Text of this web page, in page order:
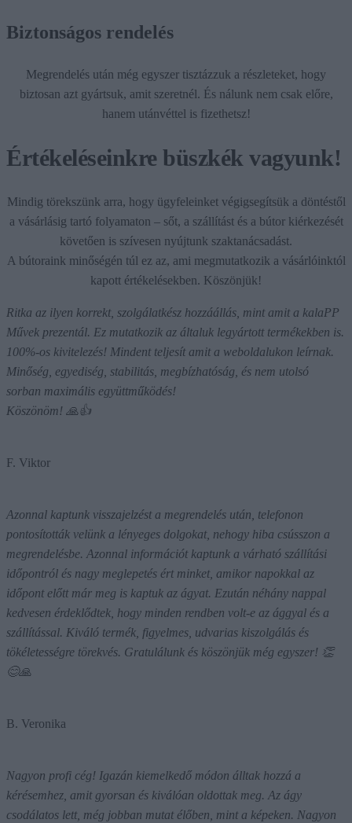
Biztonságos rendelés
Megrendelés után még egyszer tisztázzuk a részleteket, hogy
biztosan azt gyártsuk, amit szeretnél. És nálunk nem csak előre,
hanem utánvéttel is fizethetsz!
Értékeléseinkre büszkék vagyunk!
Mindig törekszünk arra, hogy ügyfeleinket végigsegítsük a döntéstől
a vásárlásig tartó folyamaton – sőt, a szállítást és a bútor kiérkezését
követően is szívesen nyújtunk szaktanácsadást.
A bútoraink minőségén túl ez az, ami megmutatkozik a vásárlóinktól
kapott értékelésekben. Köszönjük!
Ritka az ilyen korrekt, szolgálatkész hozzáállás, mint amit a kalaPP
Művek prezentál. Ez mutatkozik az általuk legyártott termékekben is.
100%-os kivitelezés! Mindent teljesít amit a weboldalukon leírnak.
Minőség, egyediség, stabilitás, megbízhatóság, és nem utolsó
sorban maximális együttműködés!
Köszönöm! 🙏👍
F. Viktor
Azonnal kaptunk visszajelzést a megrendelés után, telefonon
pontosították velünk a lényeges dolgokat, nehogy hiba csússzon a
megrendelésbe. Azonnal információt kaptunk a várható szállítási
időpontról és nagy meglepetés ért minket, amikor napokkal az
időpont előtt már meg is kaptuk az ágyat. Ezután néhány nappal
kedvesen érdeklődtek, hogy minden rendben volt-e az ággyal és a
szállítással. Kiváló termék, figyelmes, udvarias kiszolgálás és
tökéletességre törekvés. Gratulálunk és köszönjük még egyszer! 👏
😊🙏
B. Veronika
Nagyon profi cég! Igazán kiemelkedő módon álltak hozzá a
kérésemhez, amit gyorsan és kiválóan oldottak meg. Az ágy
csodálatos lett, még jobban mutat élőben, mint a képeken. Nagyon